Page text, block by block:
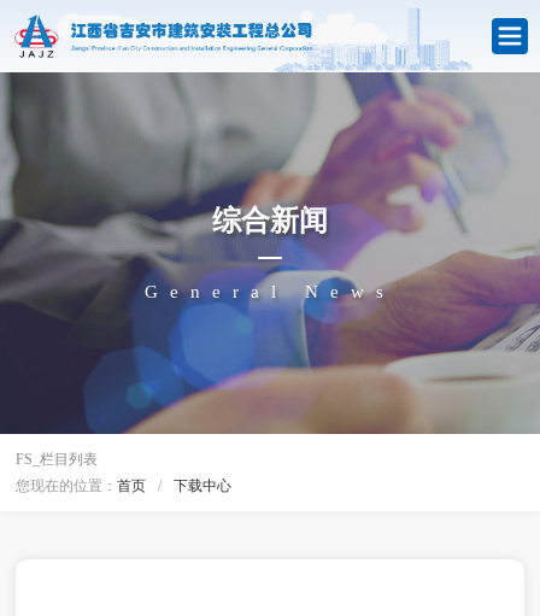
综合新闻
General News
FS_栏目列表
您现在的位置：首页 / 下载中心